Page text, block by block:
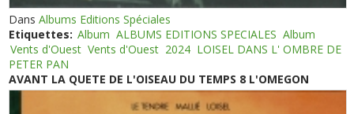
DansAlbums Editions Spéciales
Etiquettes: Album ALBUMS EDITIONS SPECIALES Album
Vents d'Ouest Vents d'Ouest 2024 LOISEL DANS L' OMBRE DE
PETER PAN
AVANT LA QUETE DE L'OISEAU DU TEMPS 8 L'OMEGON